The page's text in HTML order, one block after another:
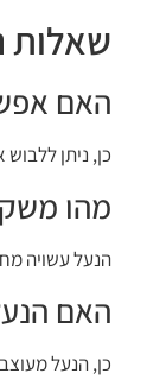
שאלות
האם
כן, ניתן
מהו
הנעל עשויה
האם
כן, הנעל